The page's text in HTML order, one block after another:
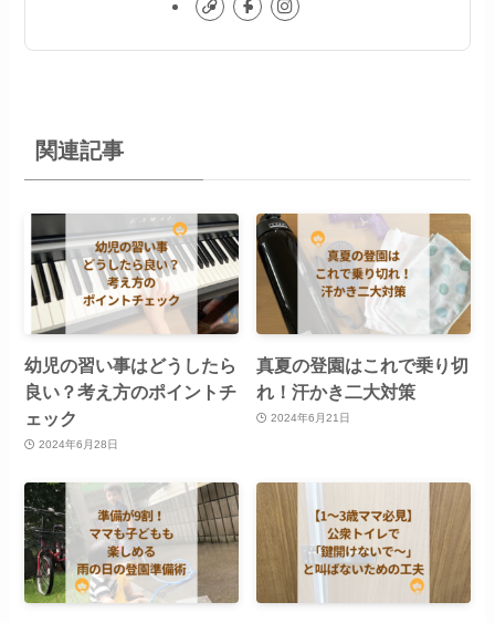
関連記事
幼児の習い事はどうしたら
良い？考え方のポイントチ
ェック
2024年6月28日
真夏の登園はこれで乗り切
れ！汗かき二大対策
2024年6月21日